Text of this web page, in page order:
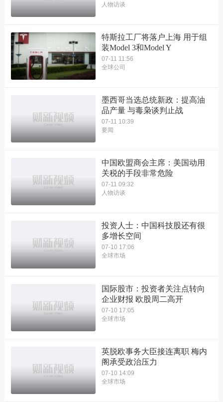
人物访谈
特斯拉工厂将落户上海 用于组
装Model 3和Model Y
07-11 11:56
全球公司
墨西哥当选总统新政：提高油
品产量 与毒枭谈判止战
07-11 10:39
要闻
中国欧盟商会主席：美国动用
关税的手段非常危险
07-11 09:32
人物访谈
投资人士：中国科技股还有很
多增长空间
07-10 17:06
全球市场
国际股市：投资者关注点转向
企业财报 欧股周二高开
07-10 17:05
全球市场
英脱欧事务大臣接连离职 梅内
阁承受政治压力
07-10 14:09
全球市场